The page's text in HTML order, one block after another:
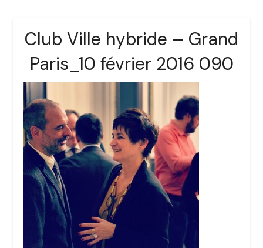
Club Ville hybride – Grand
Paris_10 février 2016 090